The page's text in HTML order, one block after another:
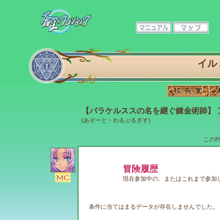
イル
【パラケルススの名を継ぐ錬金術師】
(あぞーと・わるぷるぎす)
この
冒険履歴
現在参加中の、またはこれまで参
条件に当てはまるデータが存在しませんでした。